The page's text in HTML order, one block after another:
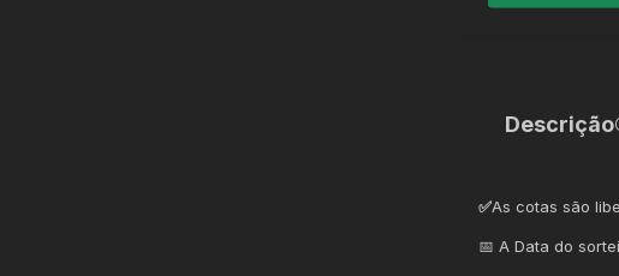
Descrição
✅As cotas são
📅 A Data do